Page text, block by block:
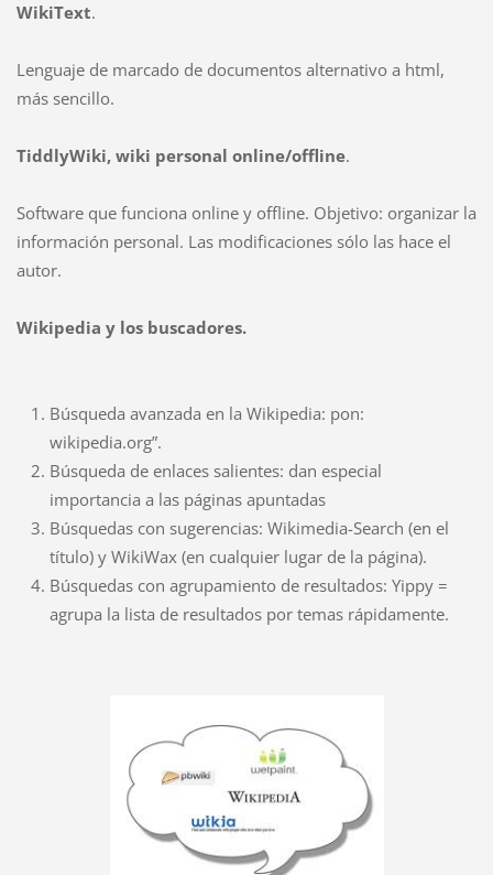
WikiText.
Lenguaje de marcado de documentos alternativo a html,
más sencillo.
TiddlyWiki, wiki personal online/offline.
Software que funciona online y offline. Objetivo: organizar la
información personal. Las modificaciones sólo las hace el
autor.
Wikipedia y los buscadores.
Búsqueda avanzada en la Wikipedia: pon:
wikipedia.org”.
Búsqueda de enlaces salientes: dan especial
importancia a las páginas apuntadas
Búsquedas con sugerencias: Wikimedia-Search (en el
título) y WikiWax (en cualquier lugar de la página).
Búsquedas con agrupamiento de resultados: Yippy =
agrupa la lista de resultados por temas rápidamente.